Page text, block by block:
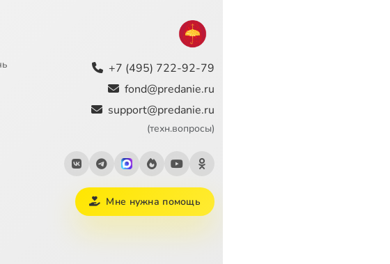
+7 (495) 722-92-79
fond@predanie.ru
support@predanie.ru
(техн.вопросы)
Мне нужна помощь